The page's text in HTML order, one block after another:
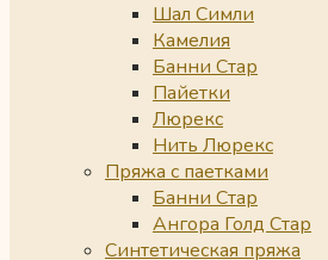
Шал Симли
Камелия
Банни Стар
Пайетки
Люрекс
Нить Люрекс
Пряжа с паетками
Банни Стар
Ангора Голд Стар
Синтетическая пряжа